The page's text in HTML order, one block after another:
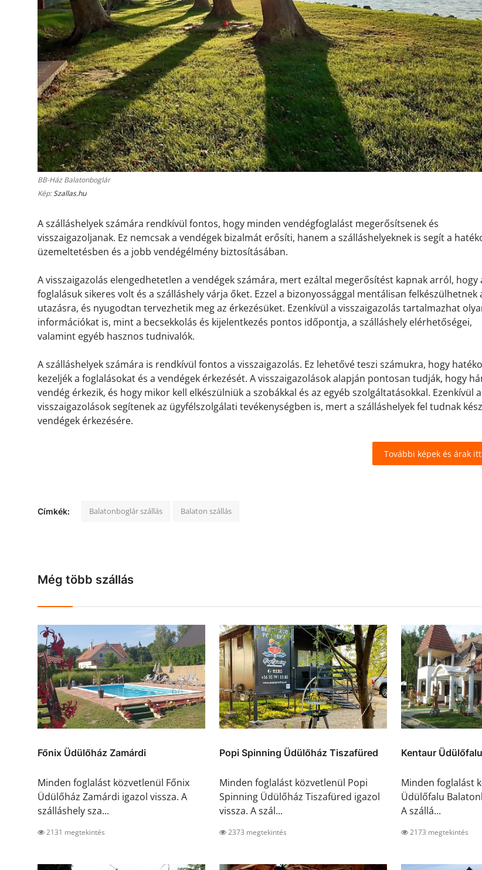
BB-Ház Balatonboglár
Kép:Szallas.hu
A szálláshelyek számára rendkívül fontos, hogy minden vendégfoglalást megerősítsenek és
visszaigazoljanak. Ez nemcsak a vendégek bizalmát erősíti, hanem a szálláshelyeknek is segít a
üzemeltetésben és a jobb vendégélmény biztosításában.
A visszaigazolás elengedhetetlen a vendégek számára, mert ezáltal megerősítést kapnak arról, hogy
foglalásuk sikeres volt és a szálláshely várja őket. Ezzel a bizonyossággal mentálisan felkészülhetnek
utazásra, és nyugodtan tervezhetik meg az érkezésüket. Ezenkívül a visszaigazolás tartalmazhat
információkat is, mint a becsekkolás és kijelentkezés pontos időpontja, a szálláshely elérhetőségei,
valamint egyéb hasznos tudnivalók.
A szálláshelyek számára is rendkívül fontos a visszaigazolás. Ez lehetővé teszi számukra, hogy
kezeljék a foglalásokat és a vendégek érkezését. A visszaigazolások alapján pontosan tudják, hogy
vendég érkezik, és hogy mikor kell elkészülniük a szobákkal és az egyéb szolgáltatásokkal. Ezenkívül a
visszaigazolások segítenek az ügyfélszolgálati tevékenységben is, mert a szálláshelyek fel tudnak
vendégek érkezésére.
További képek és árak
Címkék: Balatonboglár szállás Balaton szállás
Még több szállás
Főnix Üdülőház Zamárdi
Minden foglalást közvetlenül Főnix
Üdülőház Zamárdi igazol vissza. A
szálláshely sza...
2131 megtekintés
Popi Spinning Üdülőház Tiszafüred
Minden foglalást közvetlenül Popi
Spinning Üdülőház Tiszafüred igazol
vissza. A szál...
2373 megtekintés
Kentaur
Minden foglalást
Üdülőfalu
A szállá...
2173 megtekintés